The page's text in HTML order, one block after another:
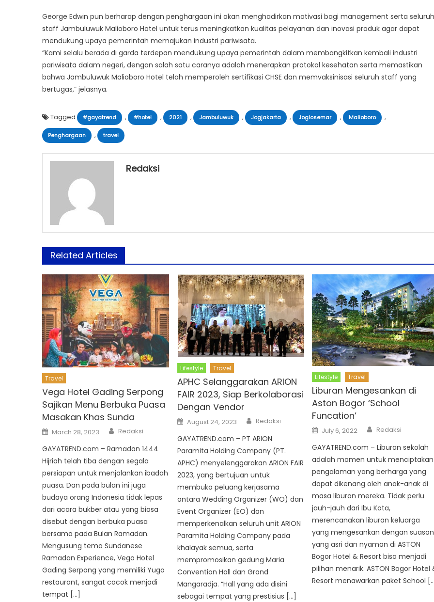
George Edwin pun berharap dengan penghargaan ini akan menghadirkan motivasi bagi management serta seluruh
staff Jambuluwuk Malioboro Hotel untuk terus meningkatkan kualitas pelayanan dan inovasi produk agar dapat
mendukung upaya pemerintah memajukan industri pariwisata.
“Kami selalu berada di garda terdepan mendukung upaya pemerintah dalam membangkitkan kembali industri
pariwisata dalam negeri, dengan salah satu caranya adalah menerapkan protokol kesehatan serta memastikan
bahwa Jambuluwuk Malioboro Hotel telah memperoleh sertifikasi CHSE dan memvaksinisasi seluruh staff yang
bertugas,” jelasnya.
Tagged #gayatrend , #hotel , 2021 , Jambuluwuk , Jogjakarta , Joglosemar , Malioboro ,
Penghargaan , travel
Redaksi
Related Articles
Travel
Vega Hotel Gading Serpong
Sajikan Menu Berbuka Puasa
Masakan Khas Sunda
Posted
on
March 28, 2023 Author
Redaksi
GAYATREND.com – Ramadan 1444
Hijriah telah tiba dengan segala
persiapan untuk menjalankan ibadah
puasa. Dan pada bulan ini juga
budaya orang Indonesia tidak lepas
dari acara bukber atau yang biasa
disebut dengan berbuka puasa
bersama pada Bulan Ramadan.
Mengusung tema Sundanese
Ramadan Experience, Vega Hotel
Gading Serpong yang memiliki Yugo
restaurant, sangat cocok menjadi
tempat […]
Lifestyle Travel
APHC Selanggarakan ARION
FAIR 2023, Siap Berkolaborasi
Dengan Vendor
Posted
on
August 24, 2023 Author
Redaksi
GAYATREND.com – PT ARION
Paramita Holding Company (PT.
APHC) menyelenggarakan ARION FAIR
2023, yang bertujuan untuk
membuka peluang kerjasama
antara Wedding Organizer (WO) dan
Event Organizer (EO) dan
memperkenalkan seluruh unit ARION
Paramita Holding Company pada
khalayak semua, serta
mempromosikan gedung Maria
Convention Hall dan Grand
Mangaradja. “Hall yang ada disini
sebagai tempat yang prestisius […]
Lifestyle Travel
Liburan Mengesankan di
Aston Bogor ‘School
Funcation’
Posted
on
July 6, 2022 Author
Redaksi
GAYATREND.com – Liburan sekolah
adalah momen untuk menciptakan
pengalaman yang berharga yang
dapat dikenang oleh anak-anak di
masa liburan mereka. Tidak perlu
jauh-jauh dari Ibu Kota,
merencanakan liburan keluarga
yang mengesankan dengan
yang asri dan nyaman di ASTON
Bogor Hotel & Resort bisa menjadi
pilihan menarik. ASTON Bogor Hotel
Resort menawarkan paket School